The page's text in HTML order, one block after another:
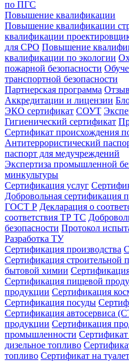
по ПГС
Повышение квалификации
Повышение квалификации
квалификации
для СРО Повышение
квалификации по экологии
пожарной безопасности
транспортной безопасности
Партнерская программа
Аккредитации и лицензии
ЭКО сертификат СОУТ
Гигиенический сертификат
Сертификат происхождения
Антитеррористический
паспорт для медучреждений
Экспертиза промышленной
минкультуры
Сертификация услуг
Добровольная сертификация
ГОСТ Р Декларация о
соответствия ТР ТС
безопасности Протокол
Разработка ТУ
Сертификация производства
Сертификация строительной
бытовой химии
Сертификация пищевой
продукции Сертификация
Сертификация посуды
Сертификация автосервиса
продукции Сертификация
промышленности
дизельное топливо
топливо Сертификат на